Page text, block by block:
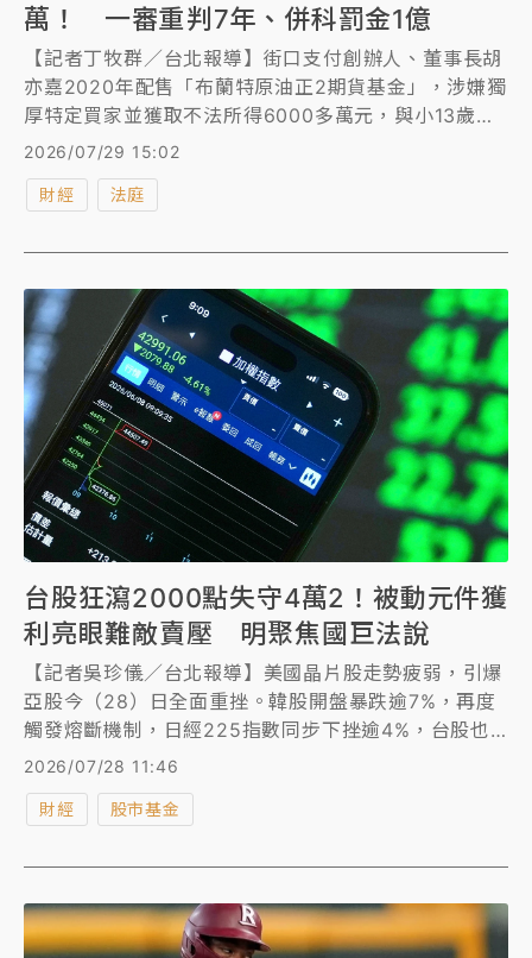
萬！ 一審重判7年、併科罰金1億
【記者丁牧群／台北報導】街口支付創辦人、董事長胡
亦嘉2020年配售「布蘭特原油正2期貨基金」，涉嫌獨
厚特定買家並獲取不法所得6000多萬元，與小13歲的
妻子莊郁琳等人被依《證交法》特別背信等罪起訴。台
北地院去年5月開庭時，胡亦嘉對蒞庭的女檢察官陳思
荔「比中指」，陳思荔請法官量刑時審酌胡亦嘉犯後態
年、併科罰金1億元，偽造文書6月，得易科罰金18萬，
胡妻莊郁琳無罪。全案可上訴。
2026/07/29 15:02
財經 法庭
台股狂瀉2000點失守4萬2！被動元件獲
利亮眼難敵賣壓 明聚焦國巨法說
【記者吳珍儀／台北報導】美國晶片股走勢疲弱，引爆
亞股今（28）日全面重挫。韓股開盤暴跌逾7%，再度
觸發熔斷機制，日經225指數同步下挫逾4%，台股也
難逃賣壓，加權指數開低重挫逾1600點，盤中跌幅一
恐慌情緒快速升溫。
2026/07/28 11:46
財經 股市基金